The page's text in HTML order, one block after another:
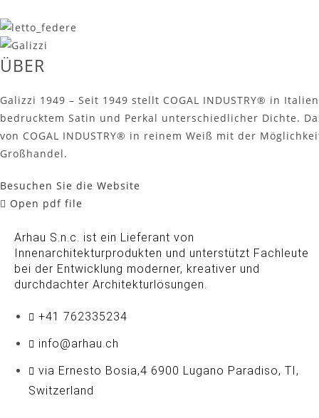
ÜBER
Galizzi 1949 – Seit 1949 stellt COGAL INDUSTRY® in
bedrucktem Satin und Perkal unterschiedlicher Dichte.
von COGAL INDUSTRY® in reinem Weiß mit der
Großhandel.
Besuchen Sie die Website
Open pdf file
Arhau S.n.c. ist ein Lieferant von
Innenarchitekturprodukten und unterstützt Fachleute
bei der Entwicklung moderner, kreativer und
durchdachter Architekturlösungen.
+41 762335234​
info@arhau.ch
via Ernesto Bosia,4 6900 Lugano Paradiso, TI,
Switzerland